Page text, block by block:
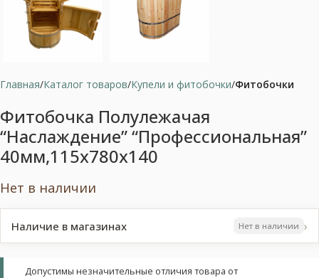
Главная Каталог товаров Купели и фитобочки Фитобочки
Фитобочка Полулежачая
“Наслаждение” “Профессиональная”
40мм,115x780x140
Нет в наличии
Наличие в магазинах Нет в наличии ›
Допустимы незначительные отличия товара от